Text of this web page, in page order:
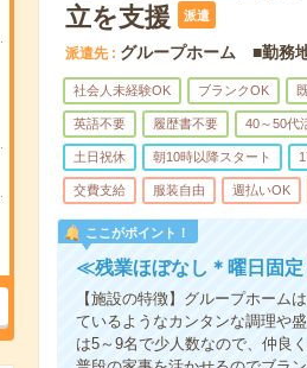
立を支援
派遣
派遣先 グループホーム ■勤務
社会人未経験OK ブランクOK
英語不要 履歴書不要 40～50代
土日祝休 朝10時以降スタート
交費支給 服装自由 週払いOK
ここがポイント！
≪残業ほぼなし＊曜日固定
【施設の特徴】グループホーム
ているようなカンタンな調理や
は5～9名で少人数なので、仲良